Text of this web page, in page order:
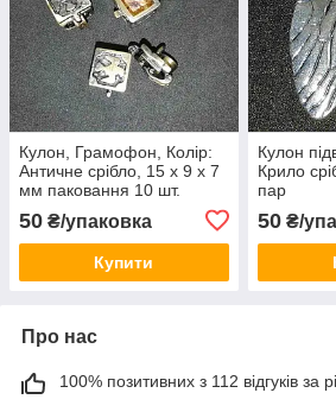
Кулон, Грамофон, Колір:
Античне срібло, 15 х 9 х 7
мм паковання 10 шт.
50 ₴/упаковка
Купити
Кулон
Крило
пар
50₴/
Про нас
100% позитивних з 112 відгуків за